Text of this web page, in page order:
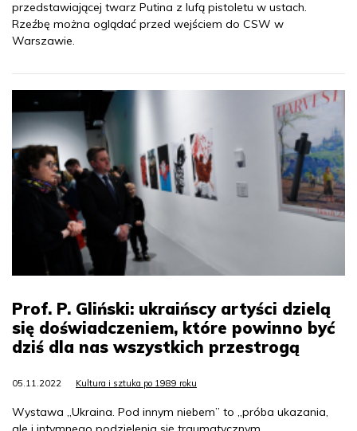
przedstawiającej twarz Putina z lufą pistoletu w ustach.
Rzeźbę można oglądać przed wejściem do CSW w
Warszawie.
Prof. P. Gliński: ukraińscy artyści dzielą
się doświadczeniem, które powinno być
dziś dla nas wszystkich przestrogą
05.11.2022 Kultura i sztuka po 1989 roku
Wystawa „Ukraina. Pod innym niebem” to „próba ukazania,